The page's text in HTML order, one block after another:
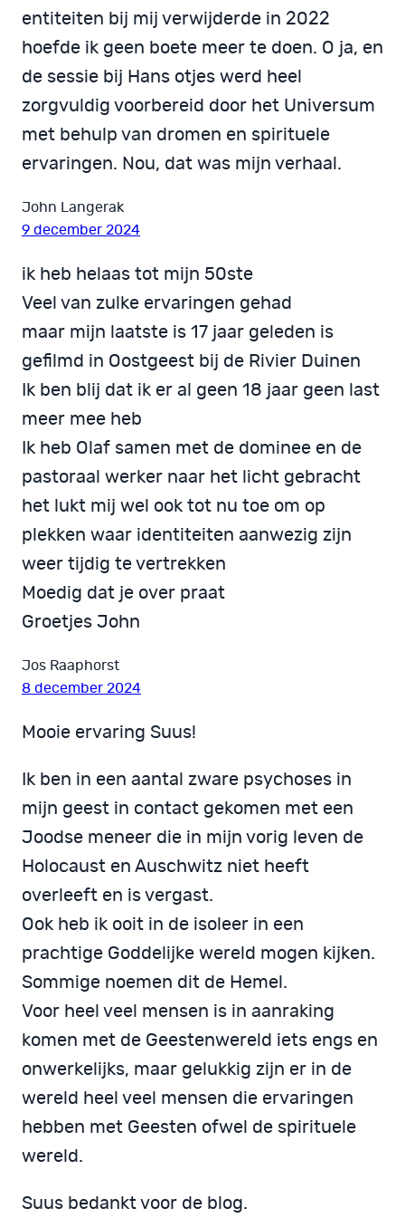
entiteiten bij mij verwijderde in 2022
hoefde ik geen boete meer te doen. O ja, en
de sessie bij Hans otjes werd heel
zorgvuldig voorbereid door het Universum
met behulp van dromen en spirituele
ervaringen. Nou, dat was mijn verhaal.
John Langerak
9 december 2024
ik heb helaas tot mijn 50ste
Veel van zulke ervaringen gehad
maar mijn laatste is 17 jaar geleden is
gefilmd in Oostgeest bij de Rivier Duinen
Ik ben blij dat ik er al geen 18 jaar geen last
meer mee heb
Ik heb Olaf samen met de dominee en de
pastoraal werker naar het licht gebracht
het lukt mij wel ook tot nu toe om op
plekken waar identiteiten aanwezig zijn
weer tijdig te vertrekken
Moedig dat je over praat
Groetjes John
Jos Raaphorst
8 december 2024
Mooie ervaring Suus!
Ik ben in een aantal zware psychoses in
mijn geest in contact gekomen met een
Joodse meneer die in mijn vorig leven de
Holocaust en Auschwitz niet heeft
overleeft en is vergast.
Ook heb ik ooit in de isoleer in een
prachtige Goddelijke wereld mogen kijken.
Sommige noemen dit de Hemel.
Voor heel veel mensen is in aanraking
komen met de Geestenwereld iets engs en
onwerkelijks, maar gelukkig zijn er in de
wereld heel veel mensen die ervaringen
hebben met Geesten ofwel de spirituele
wereld.
Suus bedankt voor de blog.